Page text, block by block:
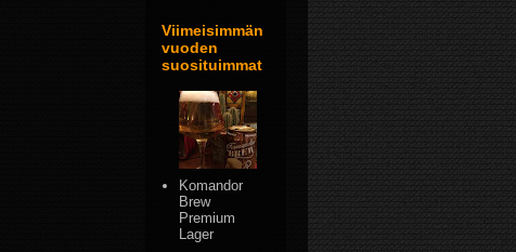
Viimeisimmän
vuoden
suosituimmat
Komandor
Brew
Premium
Lager